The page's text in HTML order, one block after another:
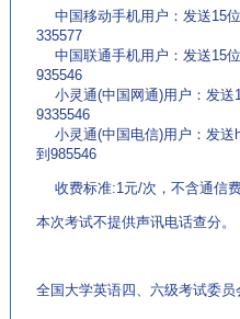
中国移动手机用户：发送15位
335577
中国联通手机用户：发送15位
935546
小灵通(中国网通)用户：发送
9335546
小灵通(中国电信)用户：发送
到985546
收费标准:1元/次，不含通信
本次考试不提供声讯电话查分。
全国大学英语四、六级考试委员